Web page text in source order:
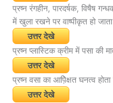
प्रष्न रंगहीन, पारदर्षक, विषैष
में खुला रखने पर वाष्पीकृत हो
उत्तर देखे
प्रष्न प्लास्टिक क्रीम में पसा की
उत्तर देखे
प्रष्न वसा का आपे़िक्षत घनत्व होता
उत्तर देखे